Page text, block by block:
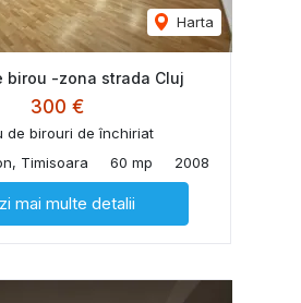
Harta
birou -zona strada Cluj
300 €
de birouri de închiriat
Timisoara
60 mp 2008
mai multe detalii